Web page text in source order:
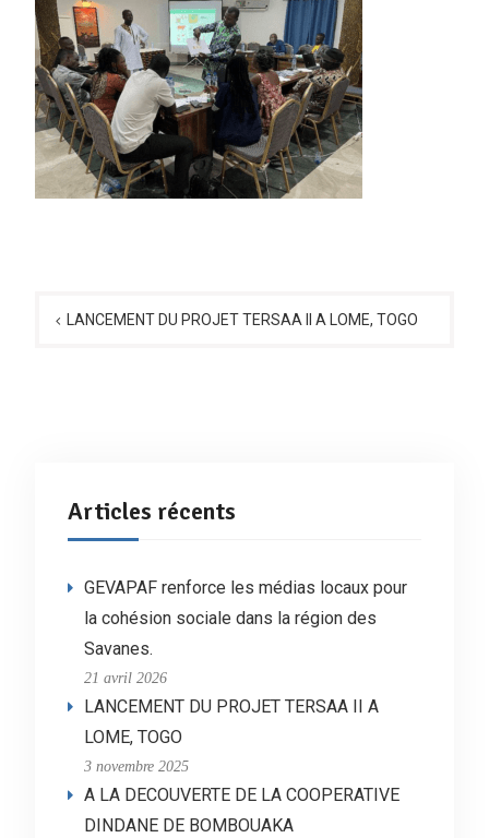
de
LANCEMENT DU PROJET TERSAA II A LOME, TOGO
Articles récents
GEVAPAF renforce les médias locaux pour
la cohésion sociale dans la région des
Savanes.
21 avril 2026
LANCEMENT DU PROJET TERSAA II A
LOME, TOGO
3 novembre 2025
A LA DECOUVERTE DE LA COOPERATIVE
DINDANE DE BOMBOUAKA